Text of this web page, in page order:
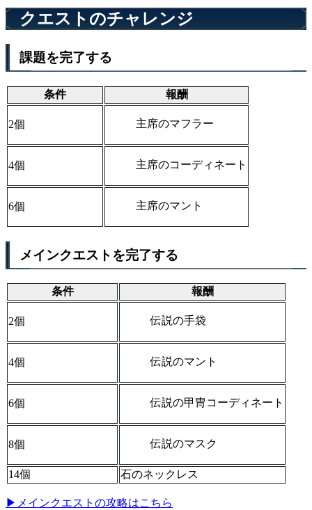
クエストのチャレンジ
課題を完了する
条件 報酬
2個 主席のマフラー
4個 主席のコーディネート
6個 主席のマント
メインクエストを完了する
条件 報酬
2個 伝説の手袋
4個 伝説のマント
6個 伝説の甲冑コーディネート
8個 伝説のマスク
14個 石のネックレス
▶メインクエストの攻略はこちら